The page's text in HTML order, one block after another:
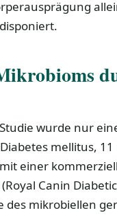
wurde nur
mellitus,
einer
Canin
mikrobiellen